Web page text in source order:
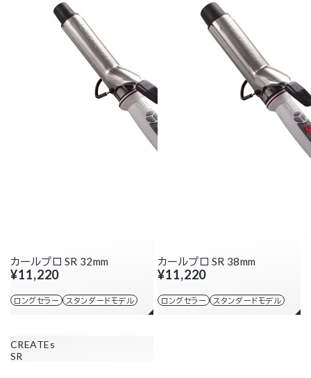
カールプロ SR 32mm
¥11,220
ロングセラー スタンダードモデル
カールプロ SR 38mm
¥11,220
ロングセラー スタンダードモデル
CREATEs
SR